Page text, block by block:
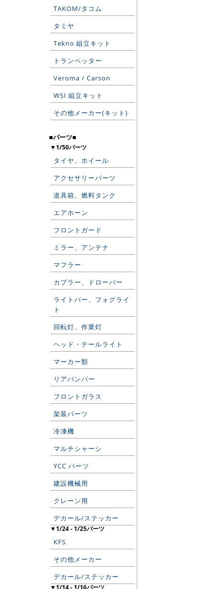
TAKOM/タコム
タミヤ
Tekno 組立キット
トランペッター
Veroma / Carson
WSI 組立キット
その他メーカー(キット)
■パーツ■
▼1/50パーツ
タイヤ、ホイール
アクセサリーパーツ
道具箱、燃料タンク
エアホーン
フロントガード
ミラー、アンテナ
マフラー
カプラー、ドローバー
ライトバー、フォグライ
ト
回転灯、作業灯
ヘッド・テールライト
マーカー類
リアバンパー
フロントガラス
架装パーツ
冷凍機
マルチシャーシ
YCC パーツ
建設機械用
クレーン用
デカール/ステッカー
▼1/24 - 1/25パーツ
KFS
その他メーカー
デカール/ステッカー
▼1/14 - 1/16パーツ